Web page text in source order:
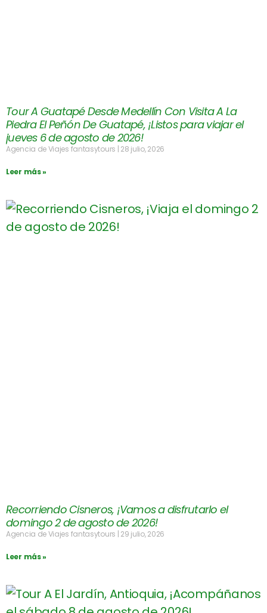
Tour A Guatapé Desde Medellín Con Visita A La
Piedra El Peñón De Guatapé, ¡Listos para viajar el
jueves 6 de agosto de 2026!
Agencia de Viajes fantasytours 28 julio, 2026
Leer más »
Recorriendo Cisneros, ¡Vamos a disfrutarlo el
domingo 2 de agosto de 2026!
Agencia de Viajes fantasytours 29 julio, 2026
Leer más »